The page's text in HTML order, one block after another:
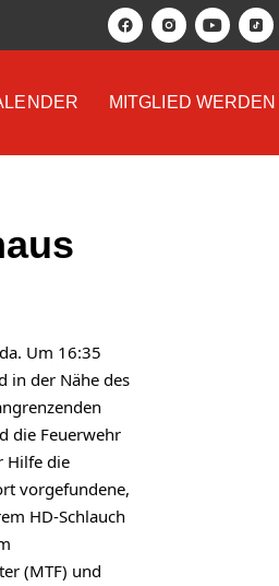
MITGLIED WERDEN
Um 16:35
in der Nähe des
die Feuerwehr
Hilfe die
vorgefundene,
(MTF) und